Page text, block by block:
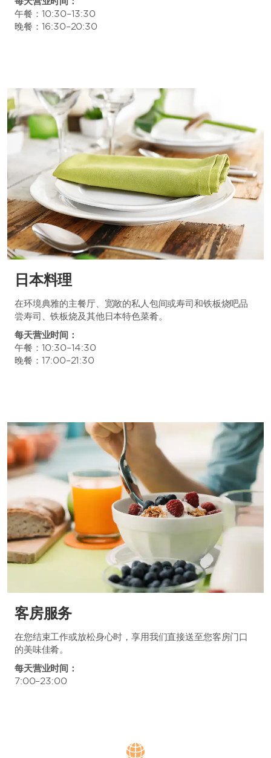
午餐：10:30–13:30
晚餐：16:30–20:30
日本料理
在环境典雅的主餐厅、宽敞的私人包间或寿司和铁板烧吧品
尝寿司、铁板烧及其他日本特色菜肴。
每天营业时间：
午餐：10:30–14:30
晚餐：17:00–21:30
客房服务
在您结束工作或放松身心时，享用我们直接送至您客房门口
的美味佳肴。
每天营业时间：
7:00–23:00